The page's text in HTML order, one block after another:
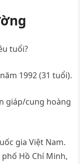
tuổi?
1992 (31 tuổi).
giáp/cung hoàng
gia Việt Nam.
Hồ Chí Minh,